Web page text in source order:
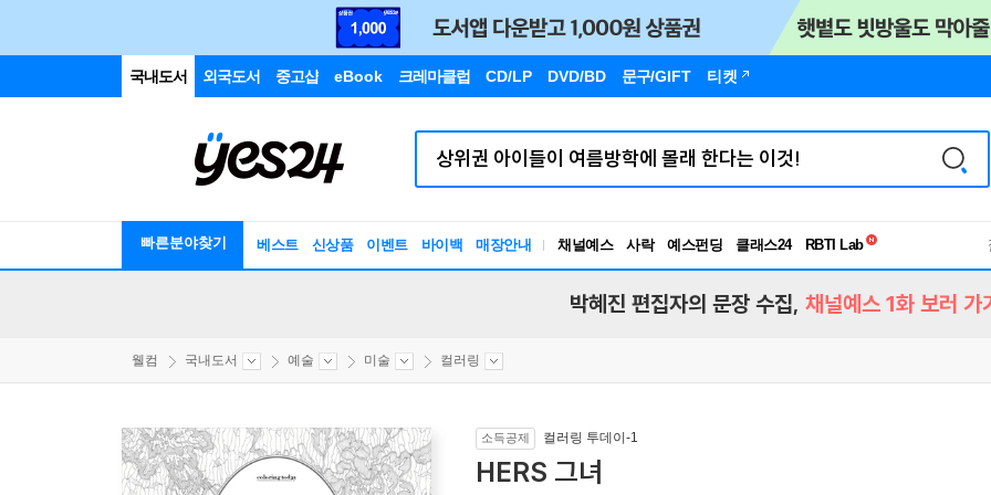
국내도서 외국도서 중고샵 eBook 크레마클럽 CD/LP DVD/BD 문구/GIFT 티켓
빠른분야찾기 베스트 신상품 이벤트 바이백 매장안내 채널예스 사락 예스펀딩 클래스24
독서유형검사
박혜진 편집자의 문장 수집, 채널예스 1화 보러 가
웰컴 국내도서 예술 미술 컬러링
소득공제 컬러링 투데이-1
HERS 그녀